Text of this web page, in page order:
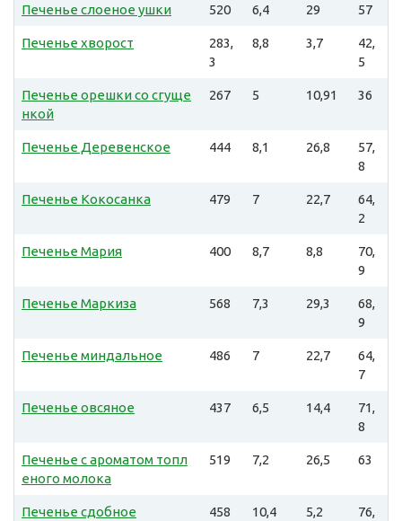
Печенье слоеное ушки 520 6,4 29 57
Печенье хворост
283,
3
8,8 3,7
42,
5
Печенье орешки со сгуще
нкой
267 5 10,91 36
Печенье Деревенское 444 8,1 26,8
57,
8
Печенье Кокосанка 479 7 22,7
64,
2
Печенье Мария 400 8,7 8,8
70,
9
Печенье Маркиза 568 7,3 29,3
68,
9
Печенье миндальное 486 7 22,7
64,
7
Печенье овсяное 437 6,5 14,4
71,
8
Печенье с ароматом топл
еного молока
519 7,2 26,5 63
Печенье сдобное 458 10,4 5,2
76,